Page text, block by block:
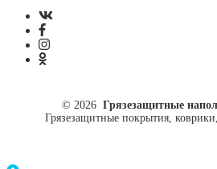
© 2026 Грязезащитные
Грязезащитные покрытия,